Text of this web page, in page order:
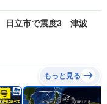
日立市で震度3 津波
もっと見る